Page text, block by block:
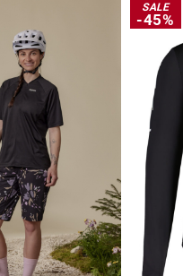
SALE
-45%